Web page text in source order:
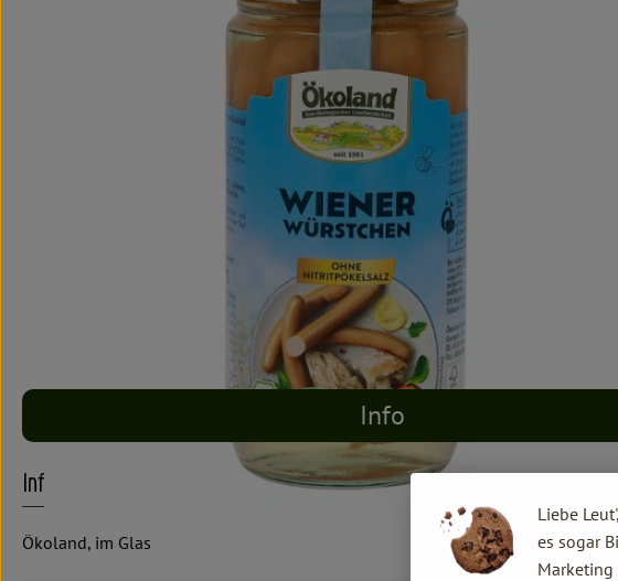
Info
Info
Ökoland, im Glas
Liebe
es sogar
Marketing